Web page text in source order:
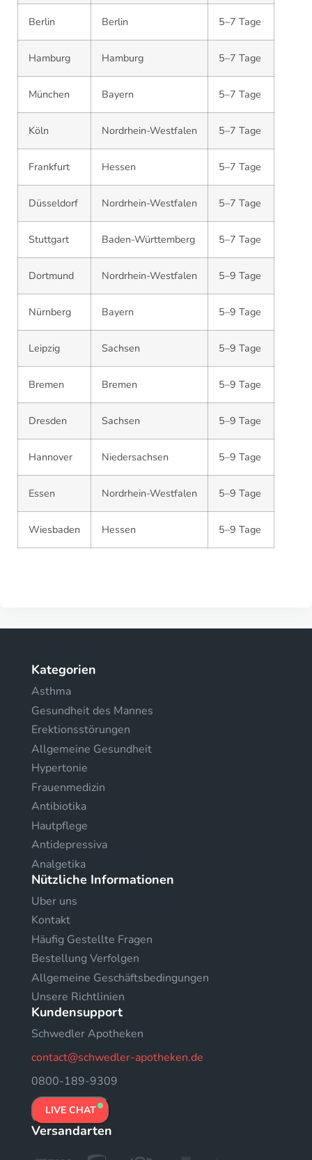
Berlin Berlin 5–7 Tage
Hamburg Hamburg 5–7 Tage
München Bayern 5–7 Tage
Köln Nordrhein-Westfalen 5–7 Tage
Frankfurt Hessen 5–7 Tage
Düsseldorf Nordrhein-Westfalen 5–7 Tage
Stuttgart Baden-Württemberg 5–7 Tage
Dortmund Nordrhein-Westfalen 5–9 Tage
Nürnberg Bayern 5–9 Tage
Leipzig Sachsen 5–9 Tage
Bremen Bremen 5–9 Tage
Dresden Sachsen 5–9 Tage
Hannover Niedersachsen 5–9 Tage
Essen Nordrhein-Westfalen 5–9 Tage
Wiesbaden Hessen 5–9 Tage
Kategorien
Asthma
Gesundheit des Mannes
Erektionsstörungen
Allgemeine Gesundheit
Hypertonie
Frauenmedizin
Antibiotika
Hautpflege
Antidepressiva
Analgetika
Nützliche Informationen
Uber uns
Kontakt
Häufig Gestellte Fragen
Bestellung Verfolgen
Allgemeine Geschäftsbedingungen
Unsere Richtlinien
Kundensupport
Schwedler Apotheken
contact@schwedler-apotheken.de
0800-189-9309
LIVE CHAT
Versandarten